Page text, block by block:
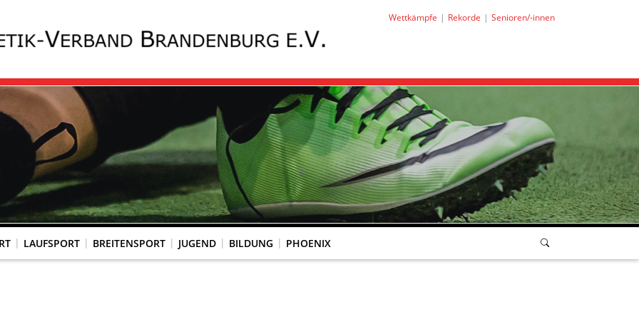
Wettkämpfe Rekorde Senioren/-innen
LAUFSPORT BREITENSPORT JUGEND BILDUNG PHOENIX